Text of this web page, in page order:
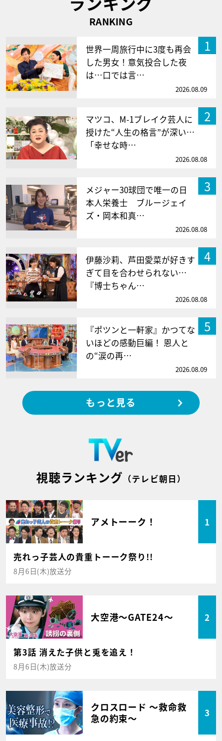
RANKING
1
世界一周旅行中に3度も再会
した男女！意気投合した夜
は…口では言…
2026.08.09
2
マツコ、M-1ブレイク芸人に
授けた“人生の格言”が深い…
「幸せな時…
2026.08.08
3
メジャー30球団で唯一の日
本人栄養士 ブルージェイ
ズ・岡本和真…
2026.08.08
4
伊藤沙莉、芦田愛菜が好きす
ぎて目を合わせられない…
『博士ちゃん…
2026.08.08
5
『ポツンと一軒家』かつてな
いほどの感動巨編！ 恩人と
の“涙の再…
2026.08.09
もっと見る
視聴ランキング （テレビ朝日）
アメトーーク！ 1
売れっ子芸人の貴重トーーク祭り!!
8月6日(木)放送分
大空港～GATE24～ 2
第3話 消えた子供と兎を追え！
8月6日(木)放送分
クロスロード ～救命救
急の約束～
3